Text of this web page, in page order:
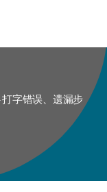
字错误、遗漏步